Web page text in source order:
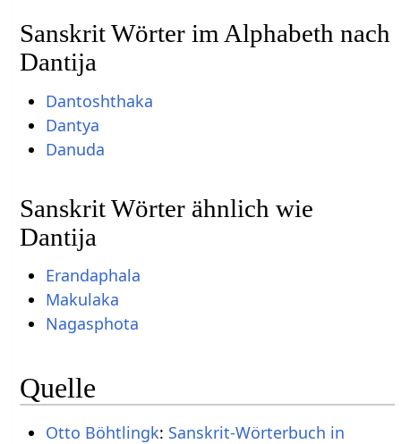
Sanskrit Wörter im Alphabeth nach
Dantija
Dantoshthaka
Dantya
Danuda
Sanskrit Wörter ähnlich wie
Dantija
Erandaphala
Makulaka
Nagasphota
Quelle
Otto Böhtlingk: Sanskrit-Wörterbuch in